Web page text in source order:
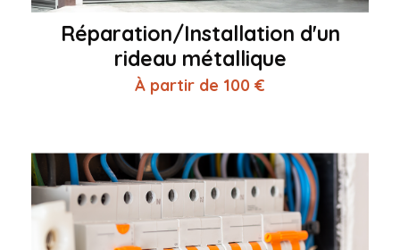
Réparation/Installation d'un
rideau métallique
À partir de 100 €